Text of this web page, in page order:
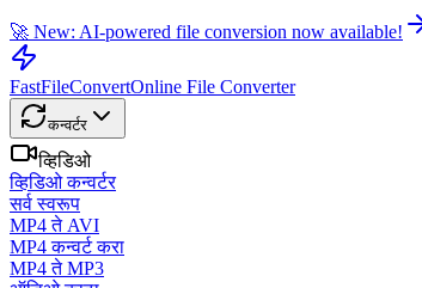
🚀 New: AI-powered file conversion now available!
FastFileConvertOnline File Converter
कन्वर्टर
व्हिडिओ
व्हिडिओ कन्वर्टर
सर्व स्वरूप
MP4 ते AVI
MP4 कन्वर्ट करा
MP4 ते MP3